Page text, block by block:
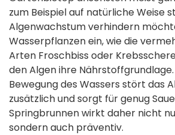
zum Beispiel auf natürliche Weise
Algenwachstum verhindern
Wasserpflanzen ein, wie die
Arten Froschbiss oder
den Algen ihre
Bewegung des Wassers stört das
zusätzlich und sorgt für genug
Springbrunnen wirkt daher nicht
sondern auch präventiv.